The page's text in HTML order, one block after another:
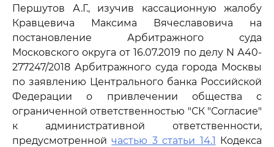
Першутов А.Г., изучив кассационную жалобу
Кравцевича Максима Вячеславовича на
постановление Арбитражного суда
Московского округа от 16.07.2019 по делу N А40-
277247/2018 Арбитражного суда города Москвы
по заявлению Центрального банка Российской
Федерации о привлечении общества с
ограниченной ответственностью "СК "Согласие"
к административной ответственности,
предусмотреннойчастью 3 статьи 14.1 Кодекса